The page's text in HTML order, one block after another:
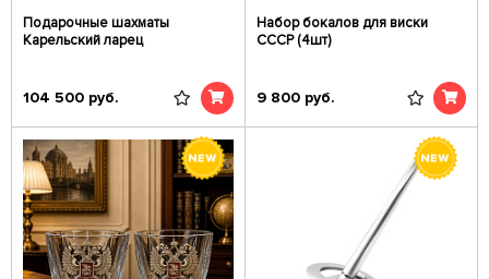
Подарочные шахматы
Карельский ларец
104 500 руб.
Набор бокалов для виски
СССР (4шт)
9 800 руб.